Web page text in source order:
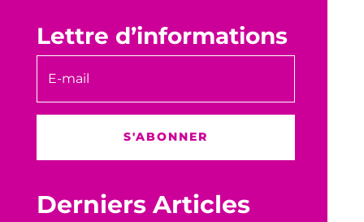
Lettre d’informations
S'ABONNER
Derniers Articles